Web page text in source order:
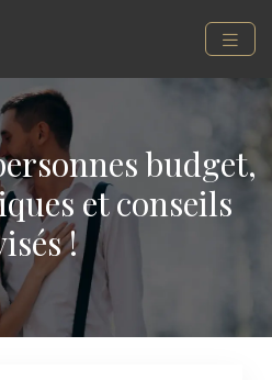
budget,
et conseils
!